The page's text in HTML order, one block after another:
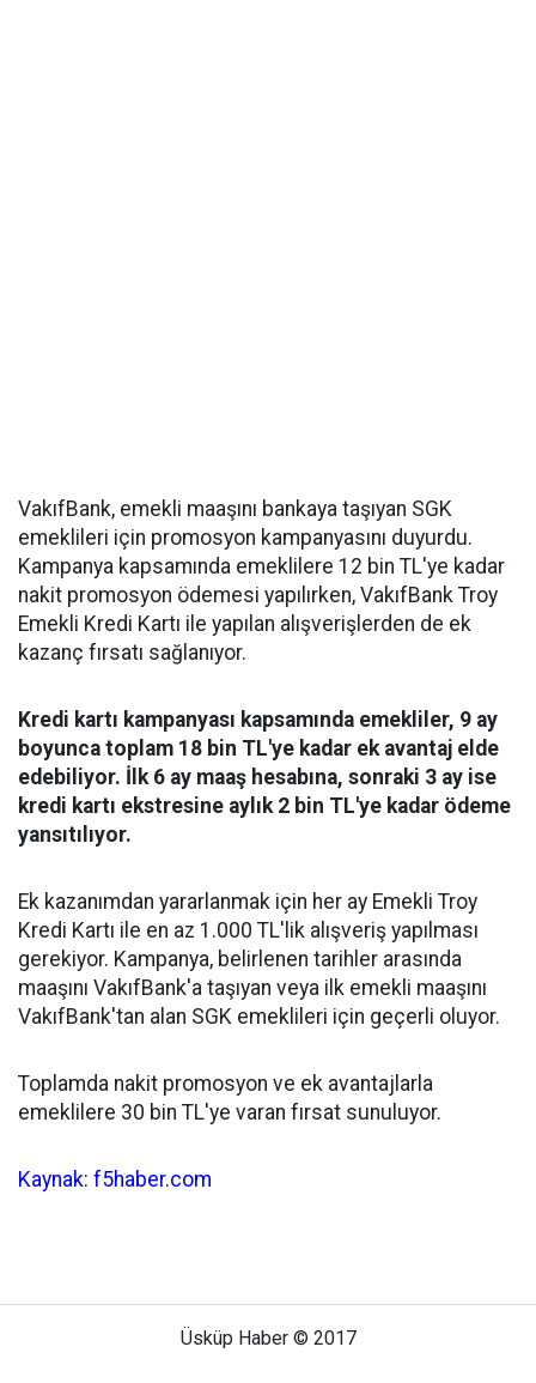
VakıfBank, emekli maaşını bankaya taşıyan SGK
emeklileri için promosyon kampanyasını duyurdu.
Kampanya kapsamında emeklilere 12 bin TL'ye kadar
nakit promosyon ödemesi yapılırken, VakıfBank Troy
Emekli Kredi Kartı ile yapılan alışverişlerden de ek
kazanç fırsatı sağlanıyor.
Kredi kartı kampanyası kapsamında emekliler, 9 ay
boyunca toplam 18 bin TL'ye kadar ek avantaj elde
edebiliyor. İlk 6 ay maaş hesabına, sonraki 3 ay ise
kredi kartı ekstresine aylık 2 bin TL'ye kadar ödeme
yansıtılıyor.
Ek kazanımdan yararlanmak için her ay Emekli Troy
Kredi Kartı ile en az 1.000 TL'lik alışveriş yapılması
gerekiyor. Kampanya, belirlenen tarihler arasında
maaşını VakıfBank'a taşıyan veya ilk emekli maaşını
VakıfBank'tan alan SGK emeklileri için geçerli oluyor.
Toplamda nakit promosyon ve ek avantajlarla
emeklilere 30 bin TL'ye varan fırsat sunuluyor.
Kaynak: f5haber.com
Üsküp Haber © 2017